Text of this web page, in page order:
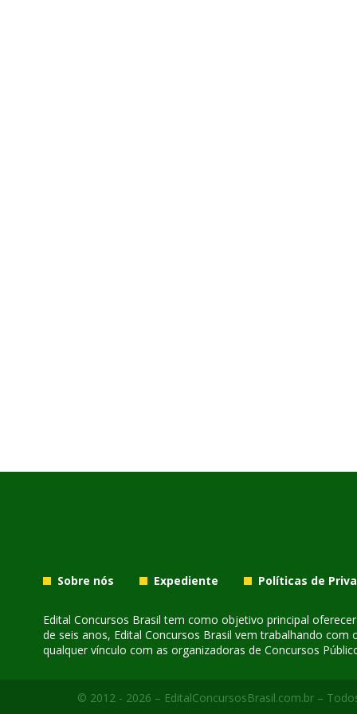
Sobre nós Expediente Políticas de
Edital Concursos Brasil tem como objetivo principal
de seis anos, Edital Concursos Brasil vem trabalhando
qualquer vínculo com as organizadoras de Concursos
© 2012 - 2026 – EditalConcursosBrasil.com.br –